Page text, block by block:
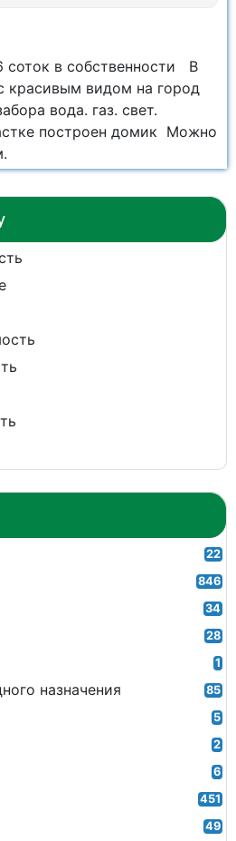
22
846
34
28
1
назначения 85
5
2
6
451
49
соток в собственности В
красивым видом на город
вода. газ. свет.
построен домик Можно